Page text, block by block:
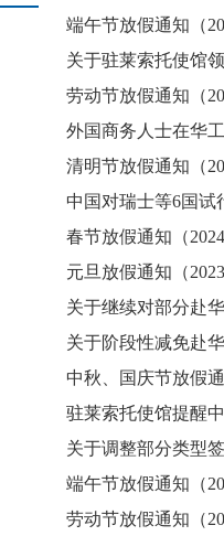
端午节放假通知（
关于驻莱索托使馆
劳动节放假通知（
外国商务人士在华
清明节放假通知（
中国对瑞士等6国试
春节放假通知（
元旦放假通知（
关于继续对部分赴
关于阶段性减免赴
中秋、国庆节放假
驻莱索托使馆提醒
关于调整部分类型
端午节放假通知（
劳动节放假通知（